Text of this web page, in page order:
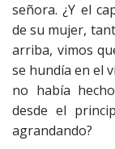
señora. ¿Y el
de su mujer,
arriba, vimos
se hundía en el
no había
desde el
agrandando?